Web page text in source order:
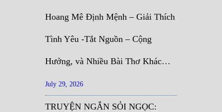
Hoang Mê Định Mệnh – Giải Thích
Tình Yêu -Tắt Nguồn – Cộng
Hưởng, và Nhiều Bài Thơ Khác…
July 29, 2026
TRUYỆN NGẮN SỎI NGỌC: